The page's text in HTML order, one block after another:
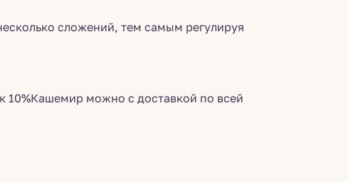
сложений, тем самым регулируя
10%Кашемир можно с доставкой по всей